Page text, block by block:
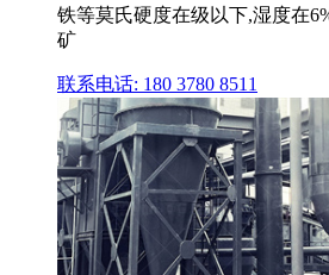
铁等莫氏硬度在级以下,湿度在
矿
联系电话: 180 3780 8511